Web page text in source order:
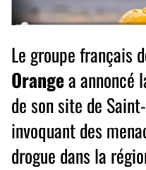
Le groupe français
Orangea annoncé
de son site de
invoquant des
drogue dans la